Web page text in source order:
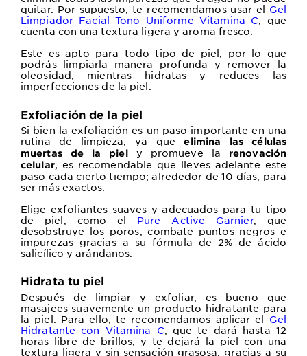
quitar. Por supuesto, te recomendamos usar el Gel
Limpiador Facial Tono Uniforme Vitamina C, que
cuenta con una textura ligera y aroma fresco.
Este es apto para todo tipo de piel, por lo que
podrás limpiarla manera profunda y remover la
oleosidad, mientras hidratas y reduces las
imperfecciones de la piel.
Exfoliación de la piel
Si bien la exfoliación es un paso importante en una
rutina de limpieza, ya queelimina las células
muertas de la piely promueve la renovación
celular, es recomendable que lleves adelante este
paso cada cierto tiempo; alrededor de 10 días, para
ser más exactos.
Elige exfoliantes suaves y adecuados para tu tipo
de piel, como el Pure Active Garnier, que
desobstruye los poros, combate puntos negros e
impurezas gracias a su fórmula de 2% de ácido
salicílico y arándanos.
Hidrata tu piel
Después de limpiar y exfoliar, es bueno que
masajees suavemente un producto hidratante para
la piel. Para ello, te recomendamos aplicar el Gel
Hidratante con Vitamina C , que te dará hasta 12
horas libre de brillos, y te dejará la piel con una
textura ligera y sin sensación grasosa, gracias a su